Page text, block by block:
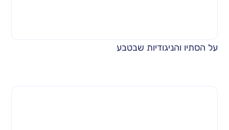
על הסתיו והניגודיות שבטבע